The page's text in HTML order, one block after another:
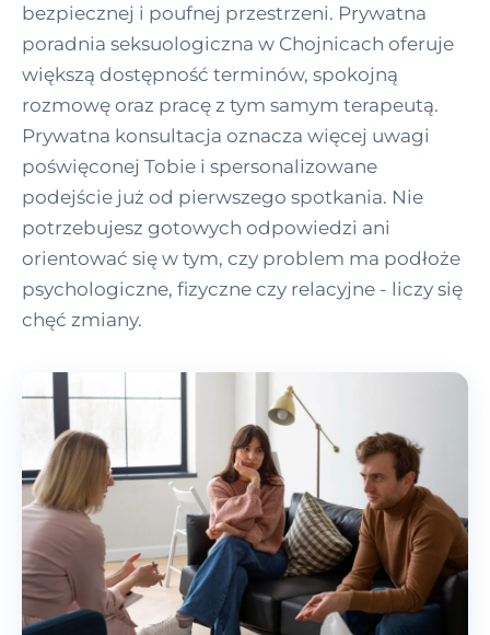
bezpiecznej i poufnej przestrzeni. Prywatna
poradnia seksuologiczna w Chojnicach oferuje
większą dostępność terminów, spokojną
rozmowę oraz pracę z tym samym terapeutą.
Prywatna konsultacja oznacza więcej uwagi
poświęconej Tobie i spersonalizowane
podejście już od pierwszego spotkania. Nie
potrzebujesz gotowych odpowiedzi ani
orientować się w tym, czy problem ma podłoże
psychologiczne, fizyczne czy relacyjne - liczy się
chęć zmiany.